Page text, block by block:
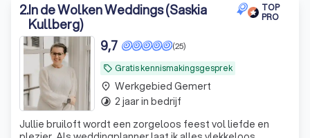
2.In de Wolken Weddings (Saskia
Kullberg)
TOP
PRO
local_offer Gratis kennismakingsgesprek
(25)
9,7
Jullie bruiloft wordt een zorgeloos feest vol liefde en
place Werkgebied Gemert
timelapse 2 jaar in bedrijf